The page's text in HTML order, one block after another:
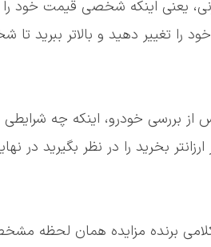
یعنی اینکه شخصی قیمت خود
را تغییر دهید و بالاتر ببرید
از بررسی خودرو، اینکه چه
بخرید را در نظر بگیرید در
برنده مزایده همان لحظه